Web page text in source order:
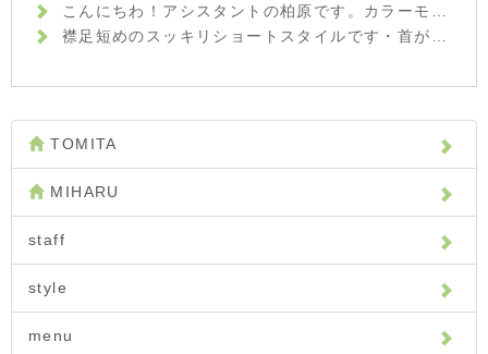
こんにちわ！アシスタントの柏原です。カラーモデルとしてきて頂いた方です。秋ということでカーキ×グレージュで染めさせて頂きました！名付けてカーキグレージュです！！白髪染め ファッションカラーのモデル募集しておりますので是非お越しください！・・・#美容室#imagine#イマジン#郡山市#アシスタント#カラーモデル#ファッションカラー#ショートボブ#カーキグレージュ#
襟足短めのスッキリショートスタイルです︎・首がキレイに見えますね☆・ポイントは、後頭部にふっくらした丸みをつけたところです！頭の形がキレイに見えます☆・ササっとハンドブローでも簡単にスタイルが決まる楽チンヘアです。・髪の悩みや疑問など、何でもご相談下さいね！・山崎・#hair #hairstyle #fashion #makeup #beauty #shorthair #medium #bob #longhair #ヘア #ヘアスタイル #ファッション #メイクアップ #ビューティー #ショートヘア #ショートボブ #ボブヘアー #ミディアム #ロングヘア #襟足スッキリ #福島 #郡山美容室 #富久山 #美容室イマジン #イマジンヘアー
TOMITA
MIHARU
staff
style
menu